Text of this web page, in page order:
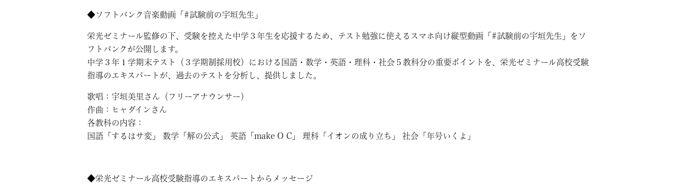
◆ソフトバンク音楽動画「#試験前の宇垣先生」
栄光ゼミナール監修の下、受験を控えた中学３年生を応援するため、テスト勉強に使えるスマホ向け縦型動画「#試験前の宇垣先生」をソ
フトバンクが公開します。
中学３年１学期末テスト（３学期制採用校）における国語・数学・英語・理科・社会５教科分の重要ポイントを、栄光ゼミナール高校受験
指導のエキスパートが、過去のテストを分析し、提供しました。
歌唱：宇垣美里さん（フリーアナウンサー）
作曲：ヒャダインさん
各教科の内容：
国語「するはサ変」 数学「解の公式」 英語「make O C」 理科「イオンの成り立ち」 社会「年号いくよ」
◆栄光ゼミナール高校受験指導のエキスパートからメッセージ